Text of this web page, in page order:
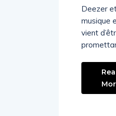
Deezer
musique
vient